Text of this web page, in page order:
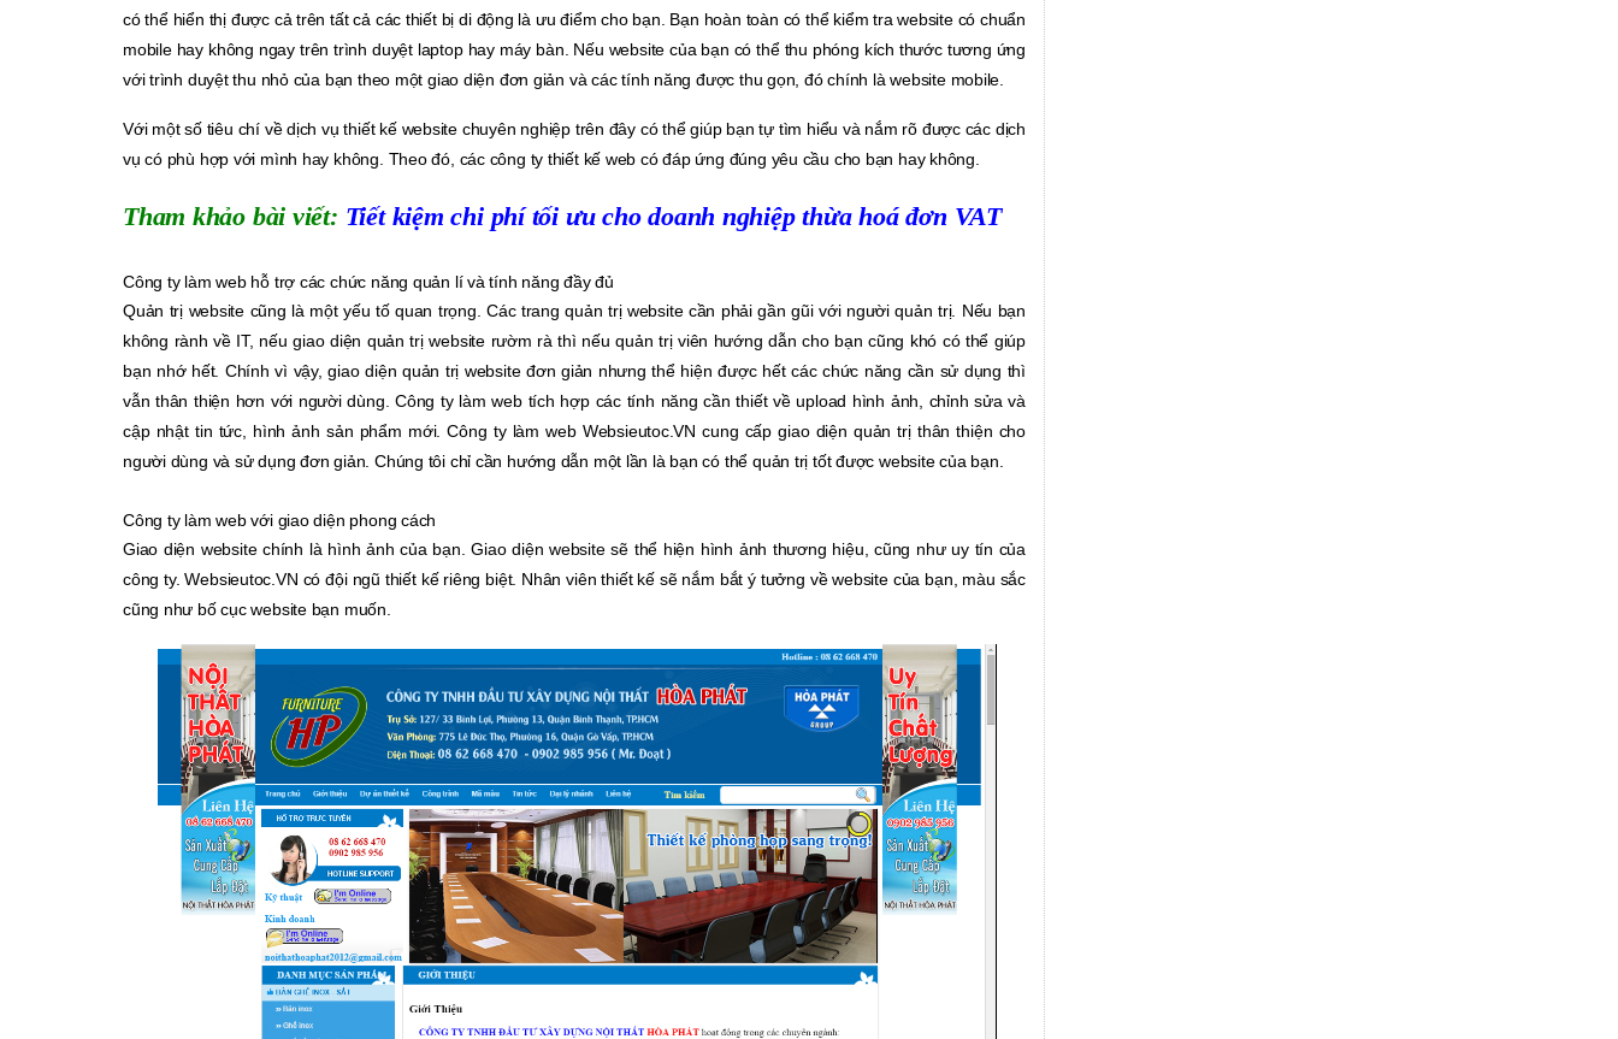
có thể hiển thị được cả trên tất cả các thiết bị di động là ưu điểm cho bạn. Bạn hoàn toàn có thể kiểm tra website có chuẩn
mobile hay không ngay trên trình duyệt laptop hay máy bàn. Nếu website của bạn có thể thu phóng kích thước tương ứng
với trình duyệt thu nhỏ của bạn theo một giao diện đơn giản và các tính năng được thu gọn, đó chính là website mobile.
Với một số tiêu chí về dịch vụ thiết kế website chuyên nghiệp trên đây có thể giúp bạn tự tìm hiểu và nắm rõ được các dịch
vụ có phù hợp với mình hay không. Theo đó, các công ty thiết kế web có đáp ứng đúng yêu cầu cho bạn hay không.
Tham khảo bài viết: Tiết kiệm chi phí tối ưu cho doanh nghiệp thừa hoá đơn VAT
Công ty làm web hỗ trợ các chức năng quản lí và tính năng đầy đủ
Quản trị website cũng là một yếu tố quan trọng. Các trang quản trị website cần phải gần gũi với người quản trị. Nếu bạn
không rành về IT, nếu giao diện quản trị website rườm rà thì nếu quản trị viên hướng dẫn cho bạn cũng khó có thể giúp
bạn nhớ hết. Chính vì vậy, giao diện quản trị website đơn giản nhưng thể hiện được hết các chức năng cần sử dụng thì
vẫn thân thiện hơn với người dùng. Công ty làm web tích hợp các tính năng cần thiết về upload hình ảnh, chỉnh sửa và
cập nhật tin tức, hình ảnh sản phẩm mới. Công ty làm web Websieutoc.VN cung cấp giao diện quản trị thân thiện cho
người dùng và sử dụng đơn giản. Chúng tôi chỉ cần hướng dẫn một lần là bạn có thể quản trị tốt được website của bạn.
Công ty làm web với giao diện phong cách
Giao diện website chính là hình ảnh của bạn. Giao diện website sẽ thể hiện hình ảnh thương hiệu, cũng như uy tín của
công ty. Websieutoc.VN có đội ngũ thiết kế riêng biệt. Nhân viên thiết kế sẽ nắm bắt ý tưởng về website của bạn, màu sắc
cũng như bố cục website bạn muốn.